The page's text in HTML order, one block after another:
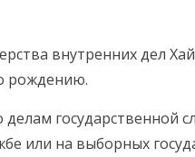
внутренних дел
рождению.
государственной
или на выборных